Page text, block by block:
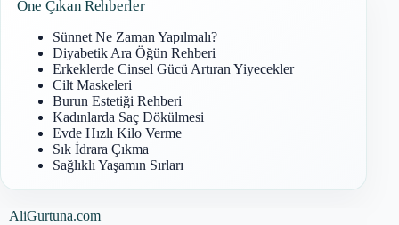
Öne Çıkan Rehberler
Sünnet Ne Zaman Yapılmalı?
Diyabetik Ara Öğün Rehberi
Erkeklerde Cinsel Gücü Artıran Yiyecekler
Cilt Maskeleri
Burun Estetiği Rehberi
Kadınlarda Saç Dökülmesi
Evde Hızlı Kilo Verme
Sık İdrara Çıkma
Sağlıklı Yaşamın Sırları
AliGurtuna.com